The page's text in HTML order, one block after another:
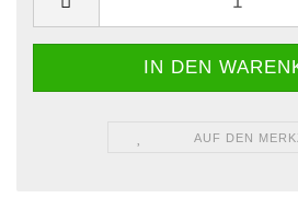
AUF DEN